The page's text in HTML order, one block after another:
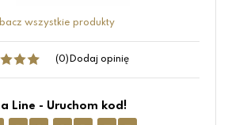
wszystkie produkty
(0) Dodaj opinię
Line - Uruchom kod!